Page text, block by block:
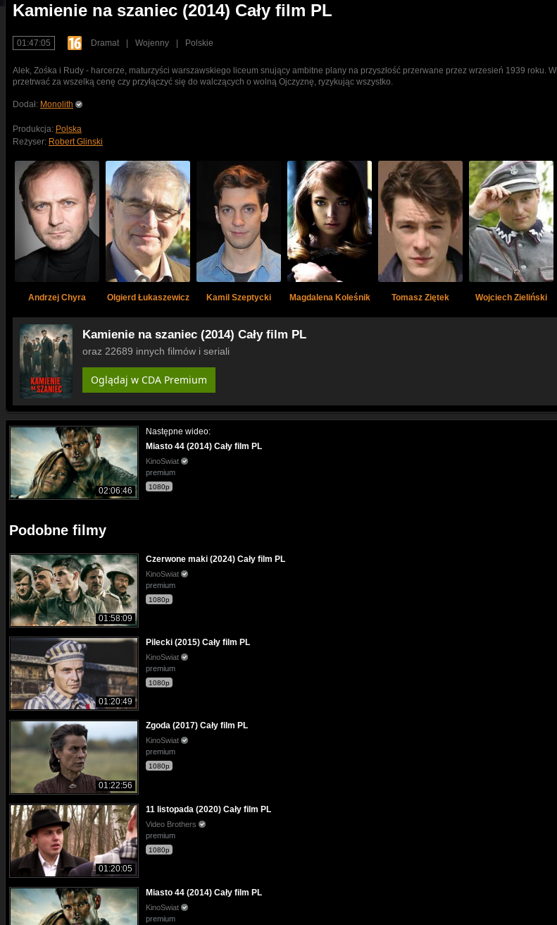
Kamienie na szaniec (2014) Cały film PL
01:47:05 Dramat Wojenny Polskie
Alek, Zośka i Rudy - harcerze, maturzyści warszawskiego liceum snujący ambitne plany na przyszłość przerwane przez wrzesień 1939 roku.
przetrwać za wszelką cenę czy przyłączyć się do walczących o wolną Ojczyznę, ryzykując wszystko.
Dodał: Monolith
Produkcja: Polska
Reżyser: Robert Glinski
Andrzej Chyra Olgierd Łukaszewicz Kamil Szeptycki Magdalena Koleśnik Tomasz Ziętek Wojciech Zieliński
Kamienie na szaniec (2014) Cały film PL
oraz 22689 innych filmów i seriali
Oglądaj w CDA Premium
02:06:46
Następne wideo:
Miasto 44 (2014) Cały film PL
KinoSwiat
premium
1080p
Podobne filmy
01:58:09
Czerwone maki (2024) Cały film PL
KinoSwiat
premium
1080p
01:20:49
Pilecki (2015) Cały film PL
KinoSwiat
premium
1080p
01:22:56
Zgoda (2017) Cały film PL
KinoSwiat
premium
1080p
01:20:05
11 listopada (2020) Cały film PL
Video Brothers
premium
1080p
Miasto 44 (2014) Cały film PL
KinoSwiat
premium